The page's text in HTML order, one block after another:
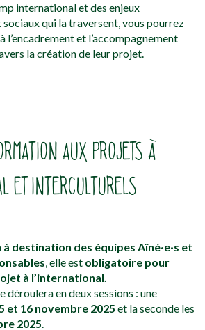
international et des enjeux
qui la traversent, vous pourrez
l’encadrement et l’accompagnement
la création de leur projet.
AUX PROJETS À
ET INTERCULTURELS
à destination des équipes Aîné·e·s et
, elle est obligatoire pour
à l’international.
déroulera en deux sessions : une
et 16 novembre 2025 et la seconde les
2025.